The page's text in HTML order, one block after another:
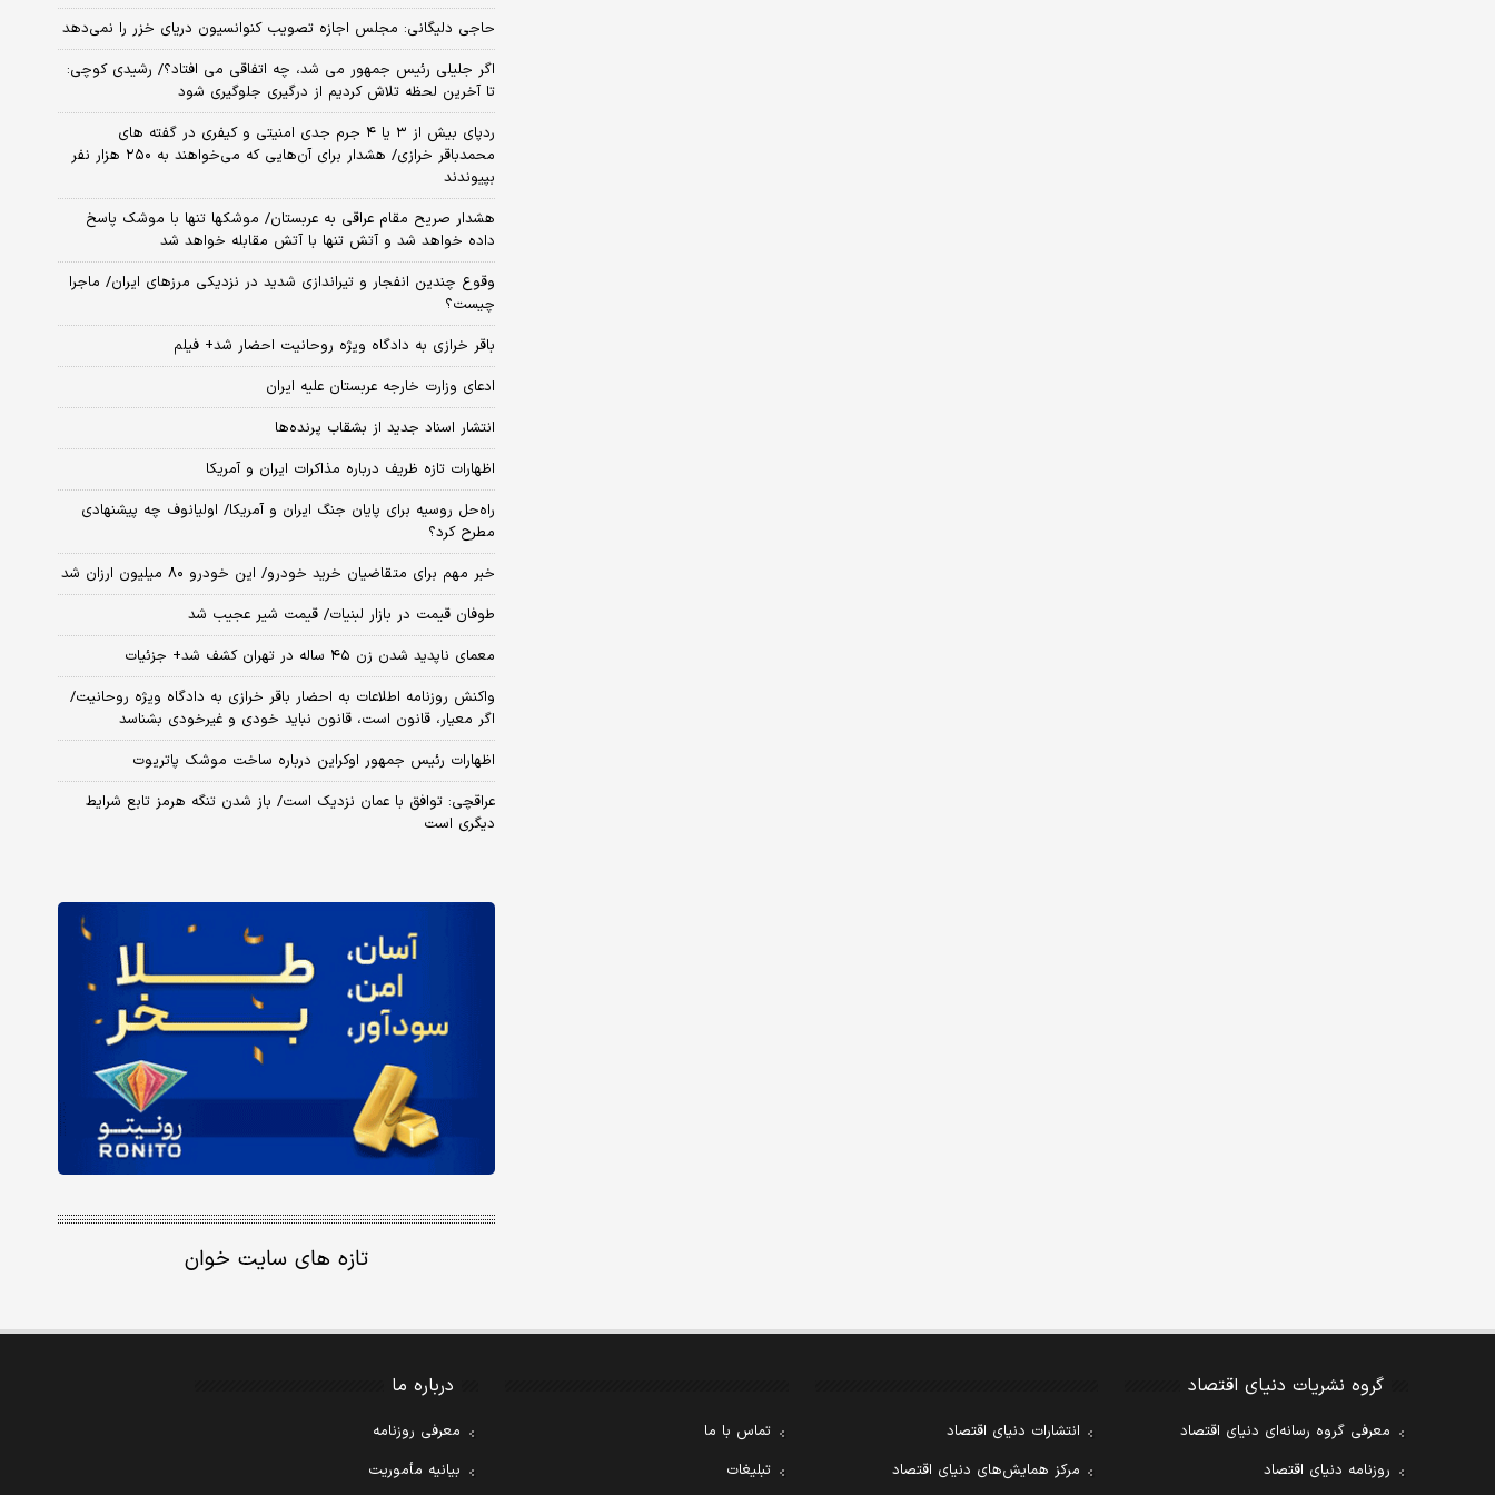
حاجی دلیگانی: مجلس اجازه تصویب کنوانسیون دریای خزر را نمی‌دهد
اگر جلیلی رئیس جمهور می شد، چه اتفاقی می افتاد؟/ رشیدی کوچی:
تا آخرین لحظه تلاش کردیم از درگیری جلوگیری شود
ردپای بیش از ۳ یا ۴ جرم جدی امنیتی و کیفری در گفته های
محمدباقر خرازی/ هشدار برای آن‌هایی که می‌خواهند به ۲۵۰ هزار نفر
بپیوندند
هشدار صریح مقام عراقی به عربستان/ موشکها تنها با موشک پاسخ
داده خواهد شد و آتش تنها با آتش مقابله خواهد شد
وقوع چندین انفجار و تیراندازی شدید در نزدیکی مرز‌های ایران/ ماجرا
چیست؟
باقر خرازی به دادگاه ویژه روحانیت احضار شد+ فیلم
ادعای وزارت خارجه عربستان علیه ایران
انتشار اسناد جدید از بشقاب پرنده‌ها
اظهارات تازه ظریف درباره مذاکرات ایران و آمریکا
راه‌حل روسیه برای پایان جنگ ایران و آمریکا/ اولیانوف چه پیشنهادی
مطرح کرد؟
خبر مهم برای متقاضیان خرید خودرو/ این خودرو ۸۰ میلیون ارزان شد
طوفان قیمت در بازار لبنیات/ قیمت شیر عجیب شد
معمای ناپدید شدن زن ۴۵ ساله در تهران کشف شد+ جزئیات
واکنش روزنامه اطلاعات به احضار باقر خرازی به دادگاه ویژه روحانیت/
اگر معیار، قانون است، قانون نباید خودی و غیرخودی بشناسد
اظهارات رئیس جمهور اوکراین درباره ساخت موشک پاتریوت
عراقچی: توافق با عمان نزدیک است/ باز شدن تنگه هرمز تابع شرایط
دیگری است
تازه های سایت خوان
گروه نشریات دنیای اقتصاد
معرفی گروه رسانه‌ای دنیای اقتصاد
روزنامه دنیای اقتصاد
انتشارات دنیای اقتصاد
مرکز همایش‌های دنیای اقتصاد
تماس با ما
تبلیغات
درباره ما
معرفی روزنامه
بیانیه مأموریت